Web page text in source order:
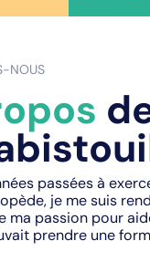
NOUS
passées à
je me suis
ma passion pour
prendre une